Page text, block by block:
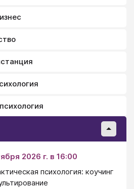
2026 г. в 16:00
психология: коучинг